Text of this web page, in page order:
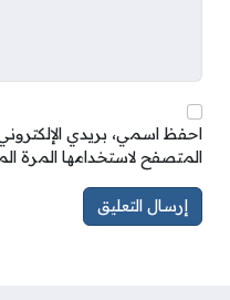
احفظ اسمي، بريدي
المتصفح لاستخدامها المرة